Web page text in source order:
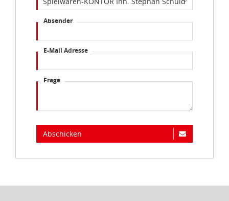
Absender
E-Mail Adresse
Frage
Abschicken